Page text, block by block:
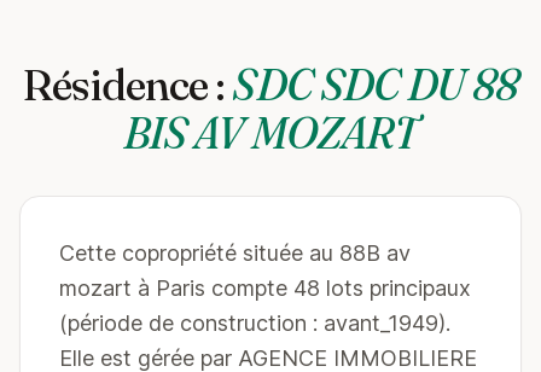
Résidence :SDC SDC DU 88
BIS AV MOZART
Cette copropriété située au 88B av
mozart à Paris compte 48 lots principaux
(période de construction : avant_1949).
Elle est gérée par AGENCE IMMOBILIERE